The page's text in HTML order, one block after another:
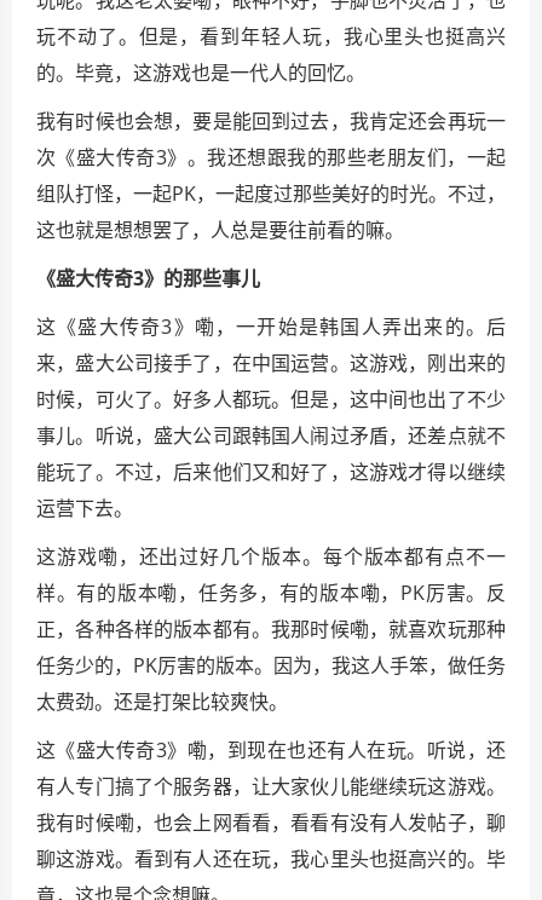
玩不动了。但是，看到年轻人玩，我心里头也挺高兴
的。毕竟，这游戏也是一代人的回忆。
我有时候也会想，要是能回到过去，我肯定还会再玩一
次《盛大传奇3》。我还想跟我的那些老朋友们，一起
组队打怪，一起PK，一起度过那些美好的时光。不过，
这也就是想想罢了，人总是要往前看的嘛。
《盛大传奇3》的那些事儿
这《盛大传奇3》嘞，一开始是韩国人弄出来的。后
来，盛大公司接手了，在中国运营。这游戏，刚出来的
时候，可火了。好多人都玩。但是，这中间也出了不少
事儿。听说，盛大公司跟韩国人闹过矛盾，还差点就不
能玩了。不过，后来他们又和好了，这游戏才得以继续
运营下去。
这游戏嘞，还出过好几个版本。每个版本都有点不一
样。有的版本嘞，任务多，有的版本嘞，PK厉害。反
正，各种各样的版本都有。我那时候嘞，就喜欢玩那种
任务少的，PK厉害的版本。因为，我这人手笨，做任务
太费劲。还是打架比较爽快。
这《盛大传奇3》嘞，到现在也还有人在玩。听说，还
有人专门搞了个服务器，让大家伙儿能继续玩这游戏。
我有时候嘞，也会上网看看，看看有没有人发帖子，聊
聊这游戏。看到有人还在玩，我心里头也挺高兴的。毕